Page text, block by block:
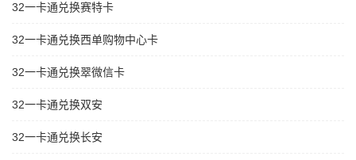
32一卡通兑换赛特卡
32一卡通兑换西单购物中心卡
32一卡通兑换翠微信卡
32一卡通兑换双安
32一卡通兑换长安